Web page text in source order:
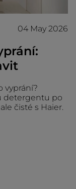
04 May 2026
vyprání?
detergentu po
čisté s Haier.